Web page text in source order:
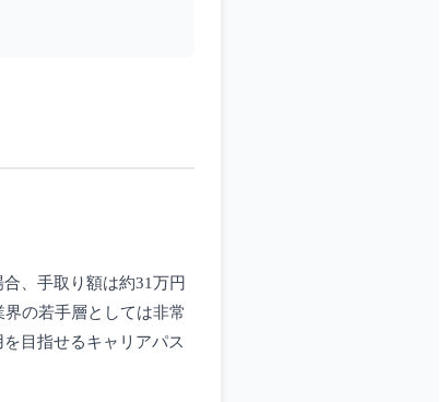
、手取り額は約31万円
の若手層としては非常
目指せるキャリアパス